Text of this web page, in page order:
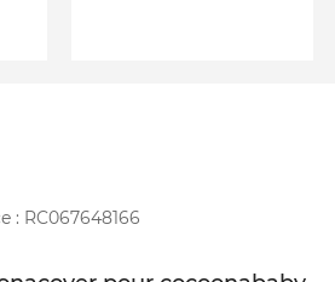
: RC067648166